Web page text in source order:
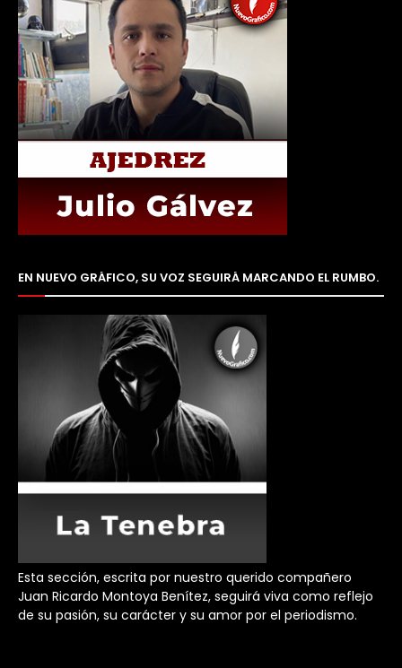
EN NUEVO GRÁFICO, SU VOZ SEGUIRÁ MARCANDO EL RUMBO.
Esta sección, escrita por nuestro querido compañero
Juan Ricardo Montoya Benítez, seguirá viva como reflejo
de su pasión, su carácter y su amor por el periodismo.